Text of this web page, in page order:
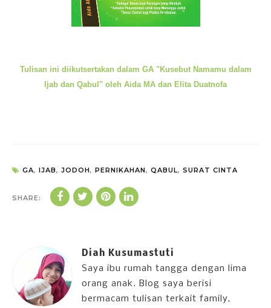
Tulisan ini diikutsertakan dalam GA "Kusebut Namamu dalam
Ijab dan Qabul" oleh Aida MA dan Elita Duatnofa
GA, IJAB, JODOH, PERNIKAHAN, QABUL, SURAT CINTA
SHARE:
Diah Kusumastuti
Saya ibu rumah tangga dengan lima
orang anak. Blog saya berisi
bermacam tulisan terkait family,